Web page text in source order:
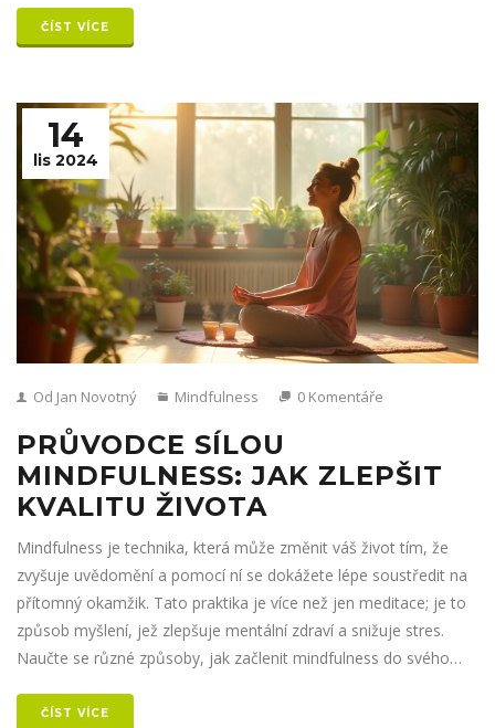
sebepoznání a rozvoji dovedností pro lepší zvládání stresu.
ČÍST VÍCE
14
lis 2024
Od Jan Novotný Mindfulness 0 Komentáře
PRŮVODCE SÍLOU
MINDFULNESS: JAK ZLEPŠIT
KVALITU ŽIVOTA
Mindfulness je technika, která může změnit váš život tím, že
zvyšuje uvědomění a pomocí ní se dokážete lépe soustředit na
přítomný okamžik. Tato praktika je více než jen meditace; je to
způsob myšlení, jež zlepšuje mentální zdraví a snižuje stres.
Naučte se různé způsoby, jak začlenit mindfulness do svého
našli osobní rovnováhu. Objevte jednoduché techniky, které
ČÍST VÍCE